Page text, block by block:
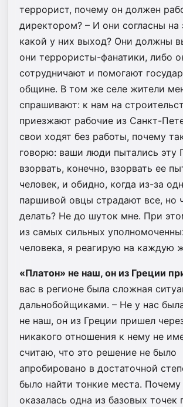
террорист, почему он должен
директором? – И они согласны на
какой у них выход? Они должны
они террористы-фанатики, либо
сотрудничают и помогают
общине. В том же селе жители
спрашивают: к нам на
приезжают рабочие из Санкт-
свои ходят без работы, почему
говорю: ваши люди пытались эту
взорвать, конечно, взорвать ее
человек, и обидно, когда из-за
паршивой овцы страдают все, но
делать? Не до шуток мне. При
из самых сильных
человека, я реагирую на каждую
«Платон» не наш, он из Греции
вас в регионе была сложная
дальнобойщиками. – Не у нас
не наш, он из Греции пришел
никакого отношения к нему не
считаю, что это решение не было
апробировано в достаточной
было найти тонкие места. Почему
оказалась одна из базовых точек